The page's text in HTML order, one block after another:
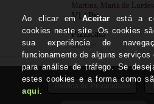
Martins, Maria de Lurdes
Vl / Pn
Pizzicato
CM73037